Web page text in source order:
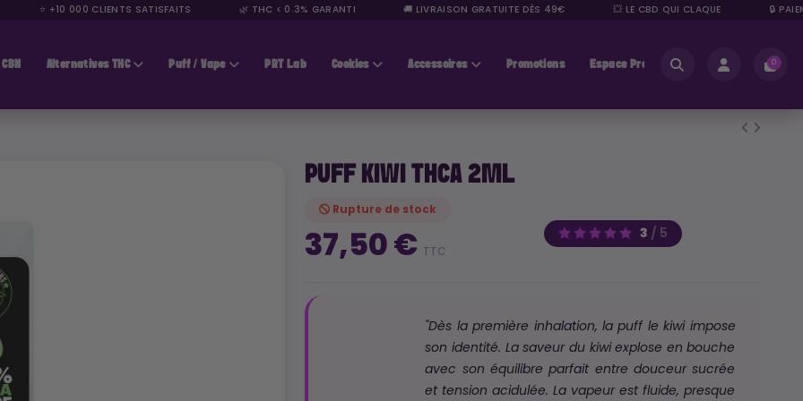
⭐ +10 000 CLIENTS SATISFAITS 🌿 THC < 0.3% GARANTI 🚚 LIVRAISON GRATUITE DÈS 49€ 💥 LE CBD QUI CLAQUE 🔒
CBN Alternatives THC Puff / Vape PRT Lab Cookies Accessoires Promotions Espace Pros 0
PUFF KIWI THCA 2ML
3 / 5
Rupture de stock
37,50 € TTC
"Dès la première inhalation, la puff le kiwi impose
son identité. La saveur du kiwiexplose en bouche
avec son équilibre parfait entre douceur sucrée
et tension acidulée.La vapeur est fluide, presque